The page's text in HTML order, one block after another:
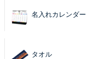
名入れカレンダー
タオル